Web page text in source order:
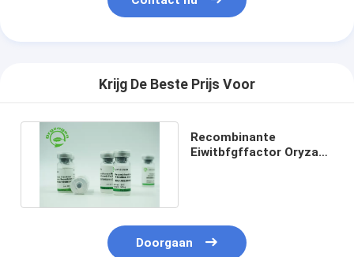
Krijg De Beste Prijs Voor
Recombinante
Eiwitbfgffactor Oryza
Doorgaan